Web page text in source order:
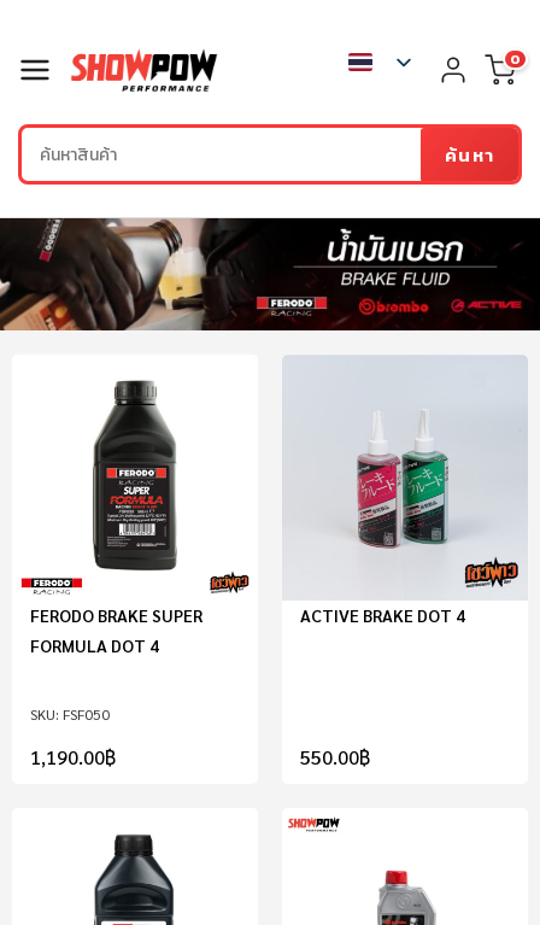
ค้นหา
0
FSF050
FERODO BRAKE SUPER
FORMULA DOT 4
1,190.00฿
ACTIVE BRAKE DOT 4
550.00฿